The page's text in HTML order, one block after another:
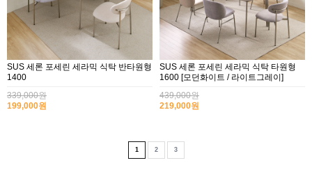
SUS 세론 포세린 세라믹 식탁 반타원형
1400
339,000원
199,000원
SUS 세론 포세린 세라믹 식탁 타원형
1600 [모던화이트 / 라이트그레이]
439,000원
219,000원
1 2 3
2017년 미즌하임 리뉴얼
2019년 설 명절 배송지연 안내